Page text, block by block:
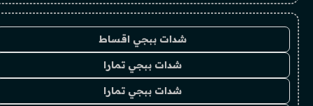
شدات ببجي اقساط
شدات ببجي تمارا
شدات ببجي تمارا